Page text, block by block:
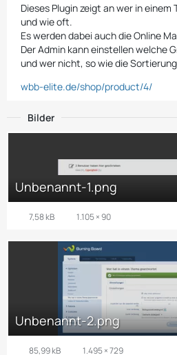
Dieses Plugin zeigt an wer in
und wie oft.
Es werden dabei auch die Online
Der Admin kann einstellen welche
und wer nicht, so wie die
wbb-elite.de/shop/product/4/
Bilder
Unbenannt-1.png
7,58 kB 1.105 × 90
Unbenannt-2.png
85,99 kB 1.495 × 729